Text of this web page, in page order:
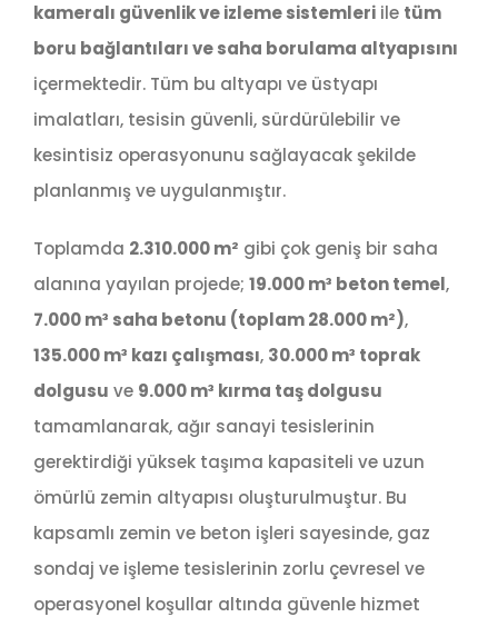
kameralı güvenlik ve izleme sistemleriile tüm
boru bağlantıları ve saha borulama altyapısını
içermektedir. Tüm bu altyapı ve üstyapı
imalatları, tesisin güvenli, sürdürülebilir ve
kesintisiz operasyonunu sağlayacak şekilde
planlanmış ve uygulanmıştır.
Toplamda 2.310.000 m² gibi çok geniş bir saha
alanına yayılan projede; 19.000 m³ beton temel,
7.000 m³ saha betonu (toplam 28.000 m²),
135.000 m³ kazı çalışması, 30.000 m³ toprak
dolgusu ve 9.000 m³ kırma taş dolgusu
tamamlanarak, ağır sanayi tesislerinin
gerektirdiği yüksek taşıma kapasiteli ve uzun
ömürlü zemin altyapısı oluşturulmuştur. Bu
kapsamlı zemin ve beton işleri sayesinde, gaz
sondaj ve işleme tesislerinin zorlu çevresel ve
operasyonel koşullar altında güvenle hizmet